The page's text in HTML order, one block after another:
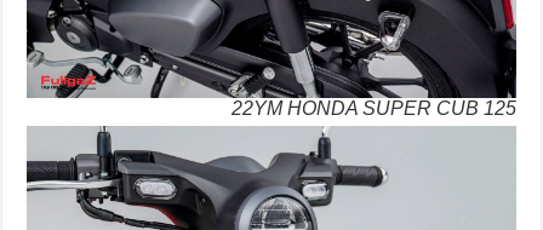
22YM HONDA SUPER CUB 125